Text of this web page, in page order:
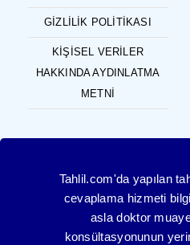
GIZLILIK POLITIKASI
KIŞISEL VERILER
HAKKINDA AYDINLATMA
METNI
Tahlil.com'da yapılan
cevaplama hizmeti
asla doktor
konsültasyonunun